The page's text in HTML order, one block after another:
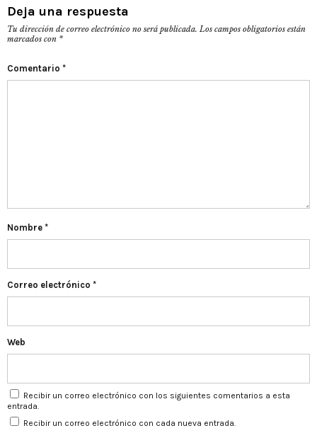
Deja una respuesta
Tu dirección de correo electrónico no será publicada. Los campos obligatorios están
marcados con *
Comentario *
Nombre *
Correo electrónico *
Web
Recibir un correo electrónico con los siguientes comentarios a esta
entrada.
Recibir un correo electrónico con cada nueva entrada.